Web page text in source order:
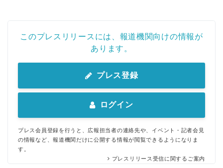
このプレスリリースには、報道機関向けの情報が
あります。
プレス登録
ログイン
プレス会員登録を行うと、広報担当者の連絡先や、イベント・記者会見
の情報など、報道機関だけに公開する情報が閲覧できるようになりま
す。
プレスリリース受信に関するご案内